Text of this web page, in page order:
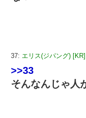
37: エリス(ジパング) [KR]
>>33
そんなんじゃ人